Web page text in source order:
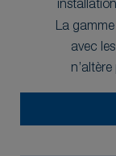
La gamme
avec